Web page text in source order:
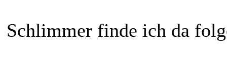
Schlimmer finde ich da